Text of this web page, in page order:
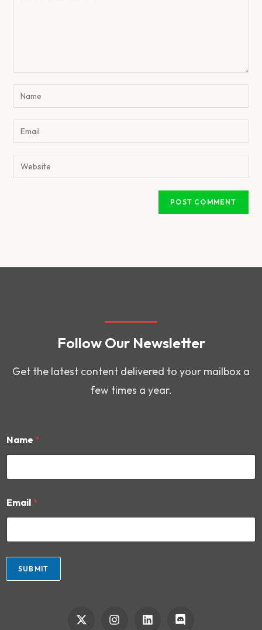
Follow Our Newsletter
Get the latest content delivered to your mailbox a
few times a year.
Name *
*
N
m
Email *
SUBMIT